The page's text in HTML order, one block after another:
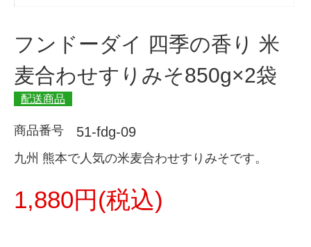
フンドーダイ 四季の香り 米
麦合わせすりみそ850g×2袋
配送商品
商品番号 51-fdg-09
九州 熊本で人気の米麦合わせすりみそです。
1,880円(税込)